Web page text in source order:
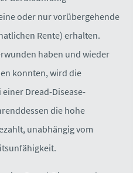
oder nur vorübergehende
Rente) erhalten.
haben und wieder
konnten, wird die
Dread-Disease-
die hohe
unabhängig vom